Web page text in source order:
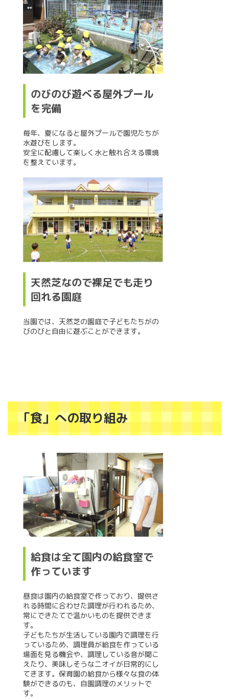
のびのび遊べる屋外プール
を完備
毎年、夏になると屋外プールで園児たちが
水遊びをします。
安全に配慮して楽しく水と触れ合える環境
を整えています。
天然芝なので裸足でも走り
回れる園庭
当園では、天然芝の園庭で子どもたちがの
びのびと自由に遊ぶことができます。
「食」への取り組み
給食は全て園内の給食室で
作っています
昼食は園内の給食室で作っており、提供さ
れる時間に合わせた調理が行われるため、
常にできたてで温かいものを提供できま
す。
子どもたちが生活している園内で調理を行
っているため、調理員が給食を作っている
場面を見る機会や、調理している音が聞こ
えたり、美味しそうなニオイが日常的にし
てきます。保育園の給食から様々な食の体
験ができるのも、自園調理のメリットで
す。